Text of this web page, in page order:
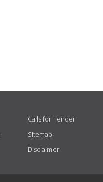
Calls for Tender
Sitemap
Disclaimer